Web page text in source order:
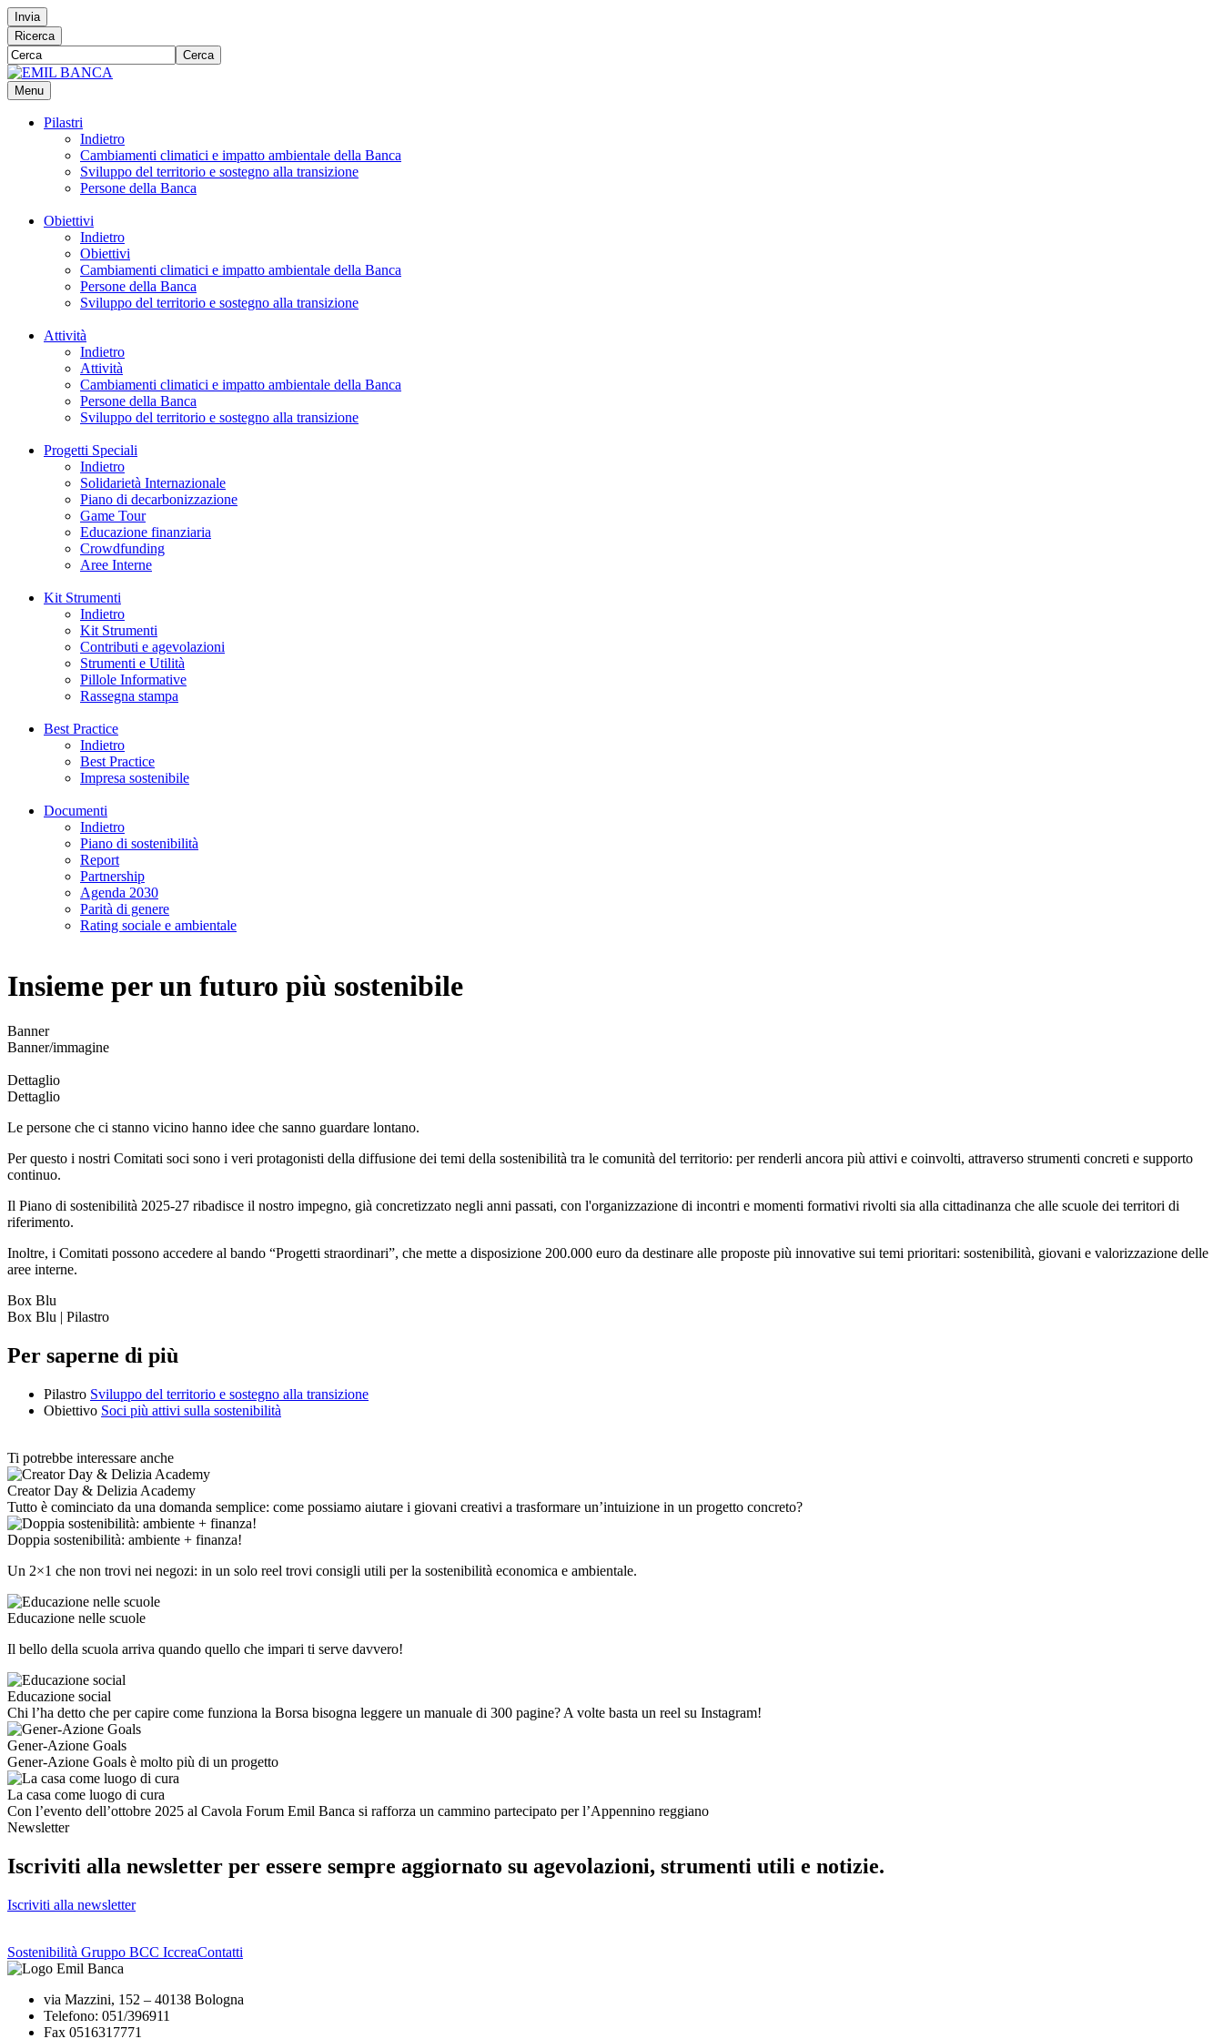
Invia
Ricerca
Cerca
Menu
Pilastri
Indietro
Cambiamenti climatici e impatto ambientale della Banca
Sviluppo del territorio e sostegno alla transizione
Persone della Banca
Obiettivi
Indietro
Obiettivi
Cambiamenti climatici e impatto ambientale della Banca
Persone della Banca
Sviluppo del territorio e sostegno alla transizione
Attività
Indietro
Attività
Cambiamenti climatici e impatto ambientale della Banca
Persone della Banca
Sviluppo del territorio e sostegno alla transizione
Progetti Speciali
Indietro
Solidarietà Internazionale
Piano di decarbonizzazione
Game Tour
Educazione finanziaria
Crowdfunding
Aree Interne
Kit Strumenti
Indietro
Kit Strumenti
Contributi e agevolazioni
Strumenti e Utilità
Pillole Informative
Rassegna stampa
Best Practice
Indietro
Best Practice
Impresa sostenibile
Documenti
Indietro
Piano di sostenibilità
Report
Partnership
Agenda 2030
Parità di genere
Rating sociale e ambientale
Insieme per un futuro più sostenibile
Banner
Banner/immagine
Dettaglio
Dettaglio
Le persone che ci stanno vicino hanno idee che sanno guardare lontano.
Per questo i nostri Comitati soci sono i veri protagonisti della diffusione dei temi della sostenibilità tra le comunità del territorio: per renderli ancora più attivi e coinvolti, attraverso strumenti concreti e supporto
continuo.
Il Piano di sostenibilità 2025-27 ribadisce il nostro impegno, già concretizzato negli anni passati, con l'organizzazione di incontri e momenti formativi rivolti sia alla cittadinanza che alle scuole dei territori di
riferimento.
Inoltre, i Comitati possono accedere al bando “Progetti straordinari”, che mette a disposizione 200.000 euro da destinare alle proposte più innovative sui temi prioritari: sostenibilità, giovani e valorizzazione delle
aree interne.
Box Blu
Box Blu | Pilastro
Per saperne di più
Pilastro Sviluppo del territorio e sostegno alla transizione
Obiettivo Soci più attivi sulla sostenibilità
Ti potrebbe interessare anche
Creator Day & Delizia Academy
Tutto è cominciato da una domanda semplice: come possiamo aiutare i giovani creativi a trasformare un’intuizione in un progetto concreto?
Doppia sostenibilità: ambiente + finanza!
Un 2×1 che non trovi nei negozi: in un solo reel trovi consigli utili per la sostenibilità economica e ambientale.
Educazione nelle scuole
Il bello della scuola arriva quando quello che impari ti serve davvero!
Educazione social
Chi l’ha detto che per capire come funziona la Borsa bisogna leggere un manuale di 300 pagine? A volte basta un reel su Instagram!
Gener-Azione Goals
Gener-Azione Goals è molto più di un progetto
La casa come luogo di cura
Con l’evento dell’ottobre 2025 al Cavola Forum Emil Banca si rafforza un cammino partecipato per l’Appennino reggiano
Newsletter
Iscriviti alla newsletter per essere sempre aggiornato su agevolazioni, strumenti utili e notizie.
Iscriviti alla newsletter
Sostenibilità Gruppo BCC IccreaContatti
via Mazzini, 152 – 40138 Bologna
Telefono: 051/396911
Fax 0516317771